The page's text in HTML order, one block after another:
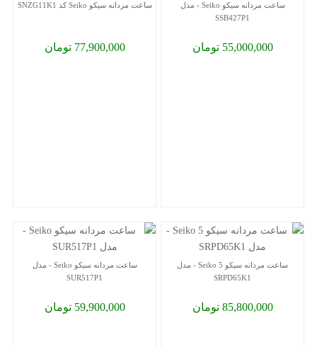
ساعت مردانه سیکو Seiko - مدل
SSB427P1
55,000,000 تومان
ساعت مردانه سیکو Seiko کد SNZG11K1
77,900,000 تومان
ساعت مردانه سیکو 5 Seiko - مدل
SRPD65K1
85,800,000 تومان
ساعت مردانه سیکو Seiko - مدل
SUR517P1
59,900,000 تومان